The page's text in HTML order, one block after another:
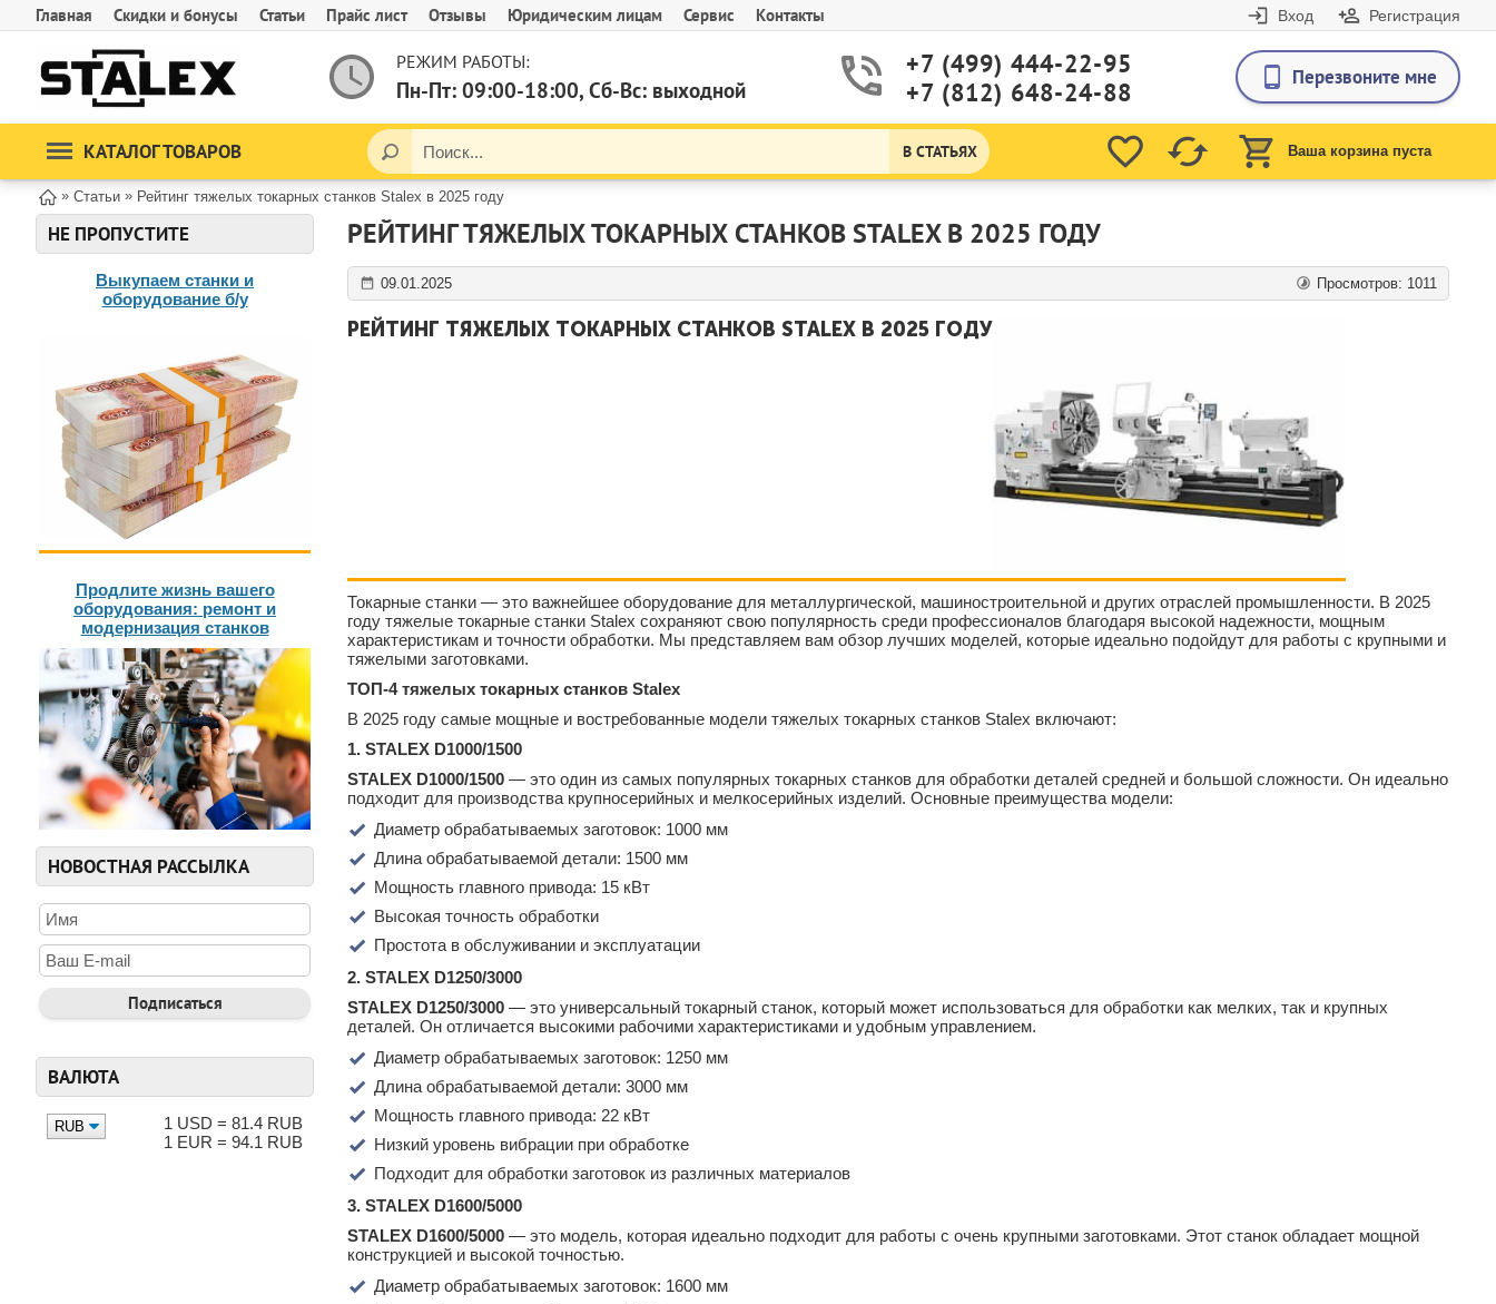
Главная Скидки и бонусы Статьи Прайс лист Отзывы Юридическим лицам Сервис Контакты Вход Регистрация
РЕЖИМ РАБОТЫ:
Пн-Пт: 09:00-18:00, Сб-Вс: выходной
+7 (499) 444-22-95
+7 (812) 648-24-88
Перезвоните мне
КАТАЛОГ ТОВАРОВ Ваша корзина пуста
В СТАТЬЯХ
» Статьи » Рейтинг тяжелых токарных станков Stalex в 2025 году
НЕ ПРОПУСТИТЕ
Выкупаем станки и
оборудование б/у
Продлите жизнь вашего
оборудования: ремонт и
модернизация станков
НОВОСТНАЯ РАССЫЛКА
ВАЛЮТА
1 USD = 81.4 RUB
1 EUR = 94.1 RUB
РЕЙТИНГ ТЯЖЕЛЫХ ТОКАРНЫХ СТАНКОВ STALEX В 2025 ГОДУ
09.01.2025 Просмотров: 1011
РЕЙТИНГ ТЯЖЕЛЫХ ТОКАРНЫХ СТАНКОВ STALEX В 2025 ГОДУ
Токарные станки — это важнейшее оборудование для металлургической, машиностроительной и других отраслей промышленности. В 2025
году тяжелые токарные станки Stalex сохраняют свою популярность среди профессионалов благодаря высокой надежности, мощным
характеристикам и точности обработки. Мы представляем вам обзор лучших моделей, которые идеально подойдут для работы с крупными и
тяжелыми заготовками.
ТОП-4 тяжелых токарных станков Stalex
В 2025 году самые мощные и востребованные модели тяжелых токарных станков Stalex включают:
1. STALEX D1000/1500
STALEX D1000/1500 — это один из самых популярных токарных станков для обработки деталей средней и большой сложности. Он идеально
подходит для производства крупносерийных и мелкосерийных изделий. Основные преимущества модели:
Диаметр обрабатываемых заготовок: 1000 мм
Длина обрабатываемой детали: 1500 мм
Мощность главного привода: 15 кВт
Высокая точность обработки
Простота в обслуживании и эксплуатации
2. STALEX D1250/3000
STALEX D1250/3000 — это универсальный токарный станок, который может использоваться для обработки как мелких, так и крупных
деталей. Он отличается высокими рабочими характеристиками и удобным управлением.
Диаметр обрабатываемых заготовок: 1250 мм
Длина обрабатываемой детали: 3000 мм
Мощность главного привода: 22 кВт
Низкий уровень вибрации при обработке
Подходит для обработки заготовок из различных материалов
3. STALEX D1600/5000
STALEX D1600/5000 — это модель, которая идеально подходит для работы с очень крупными заготовками. Этот станок обладает мощной
конструкцией и высокой точностью.
Диаметр обрабатываемых заготовок: 1600 мм